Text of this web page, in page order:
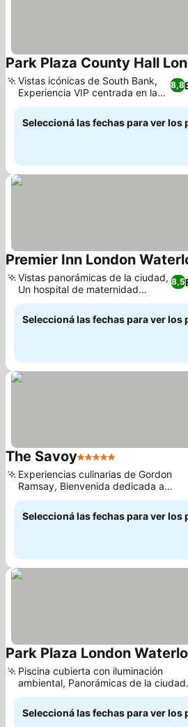
Park Plaza County Hall
8,8
Vistas icónicas de South Bank,
Experiencia VIP centrada en la
familia
Seleccioná las fechas para ver los
Premier Inn London
8,5
Vistas panorámicas de la ciudad,
Un hospital de maternidad
histórico
Seleccioná las fechas para ver los
The Savoy5 Estrellas
Experiencias culinarias de Gordon
Ramsay, Bienvenida dedicada a
familias y niños
Seleccioná las fechas para ver los
Park Plaza London
Piscina cubierta con iluminación
ambiental, Panorámicas de la ciudad
desde los pisos superiores
Seleccioná las fechas para ver los